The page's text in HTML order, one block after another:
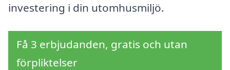
investering i din utomhusmiljö.
Få 3 erbjudanden, gratis och utan
förpliktelser